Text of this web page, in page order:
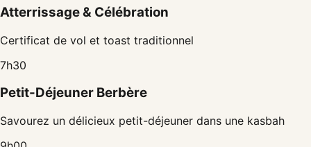
Atterrissage & Célébration
Certificat de vol et toast traditionnel
7h30
Petit-Déjeuner Berbère
Savourez un délicieux petit-déjeuner dans une kasbah